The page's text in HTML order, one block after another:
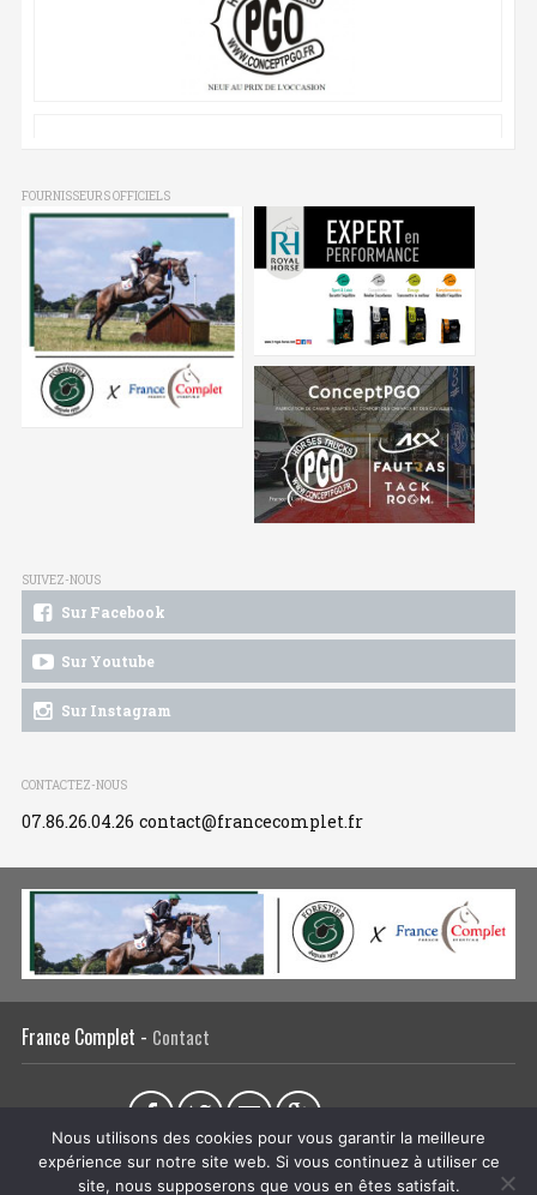
FOURNISSEURS OFFICIELS
SUIVEZ-NOUS
Sur Facebook
Sur Youtube
Sur Instagram
CONTACTEZ-NOUS
07.86.26.04.26 contact@francecomplet.fr
France Complet - Contact
L’association Actualités Tous les évènements
Liens utiles
Nous utilisons des cookies pour vous garantir la meilleure
expérience sur notre site web. Si vous continuez à utiliser ce
site, nous supposerons que vous en êtes satisfait.